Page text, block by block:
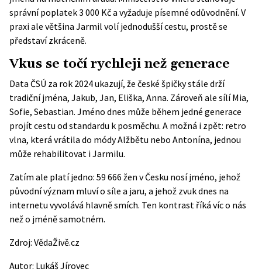
správní poplatek 3 000 Kč a vyžaduje písemné odůvodnění. V
praxi ale většina Jarmil volí jednodušší cestu, prostě se
představí zkráceně.
Vkus se točí rychleji než generace
Data ČSÚ za rok 2024 ukazují, že české špičky stále drží
tradiční jména, Jakub, Jan, Eliška, Anna. Zároveň ale sílí Mia,
Sofie, Sebastian. Jméno dnes může během jedné generace
projít cestu od standardu k posměchu. A možná i zpět: retro
vlna, která vrátila do módy Alžbětu nebo Antonína, jednou
může rehabilitovat i Jarmilu.
Zatím ale platí jedno: 59 666 žen v Česku nosí jméno, jehož
původní význam mluví o síle a jaru, a jehož zvuk dnes na
internetu vyvolává hlavně smích. Ten kontrast říká víc o nás
než o jméně samotném.
Zdroj: VědaŽivě.cz
Autor: Lukáš Jírovec